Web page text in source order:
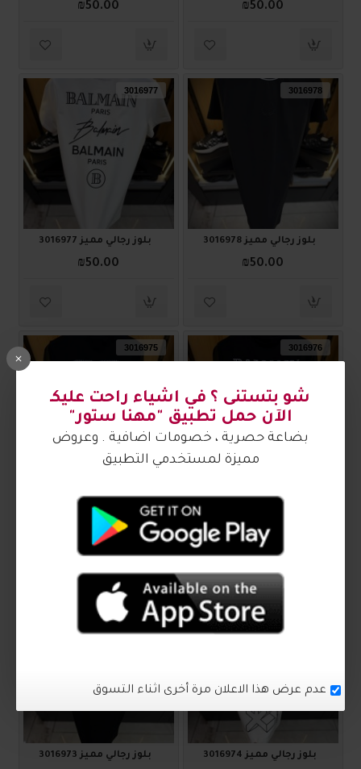
₪50.00
₪50.00
3016978
بلوز رجالي مميز 3016978
₪50.00
3016977
بلوز رجالي مميز 3016977
₪50.00
3016976
بلوز رجالي مميز 3016976
₪50.00
3016975
بلوز رجالي مميز 3016975
₪50.00
بلوز رجالي مميز 3016974
3016973
بلوز رجالي مميز 3016973